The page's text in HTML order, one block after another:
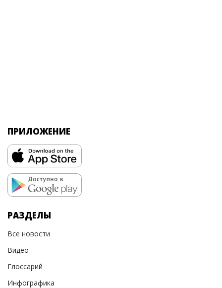
ПРИЛОЖЕНИЕ
РАЗДЕЛЫ
Все новости
Видео
Глоссарий
Инфографика